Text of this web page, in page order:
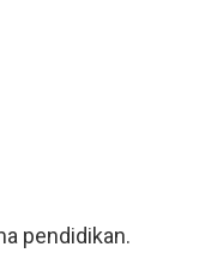
pendidikan.